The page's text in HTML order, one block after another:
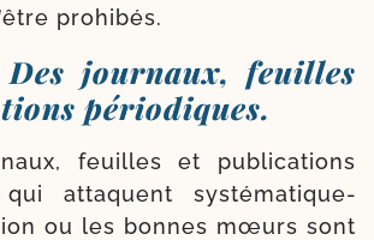
prohibés.
Des journaux, feuilles
périodiques.
feuilles et publi­ca­tions
qui attaquent sys­té­ma­ti­que­
ou les bonnes mœurs sont